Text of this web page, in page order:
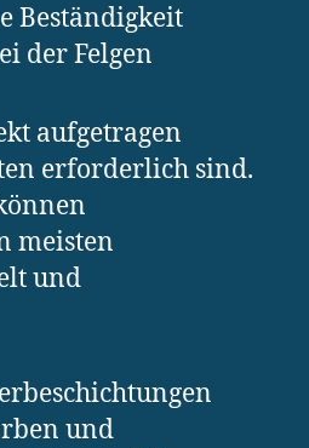
Beständigkeit
der Felgen
aufgetragen
erforderlich sind.
meisten
und
und